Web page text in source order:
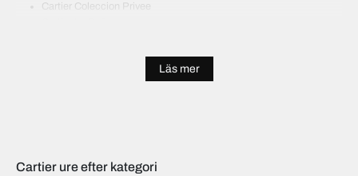
Cartier Coleccion Privee
Cartier Tank Americaine
Läs mer
Cartier ure efter kategori